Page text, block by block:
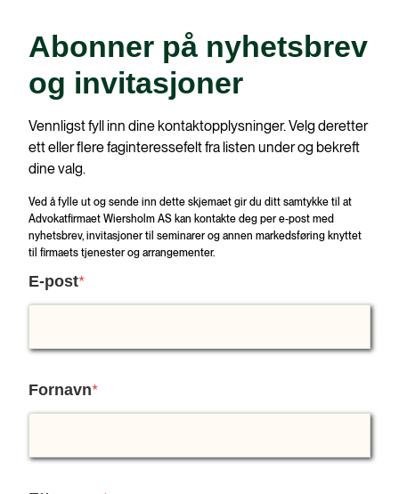
Abonner på nyhetsbrev
og invitasjoner
Vennligst fyll inn dine kontaktopplysninger. Velg deretter
ett eller flere faginteressefelt fra listen under og bekreft
dine valg.
Ved å fylle ut og sende inn dette skjemaet gir du ditt samtykke til at
Advokatfirmaet Wiersholm AS kan kontakte deg per e-post med
nyhetsbrev, invitasjoner til seminarer og annen markedsføring knyttet
til firmaets tjenester og arrangementer.
E-post*
Fornavn*